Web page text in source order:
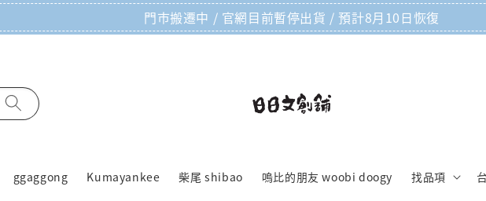
門市搬遷中 / 官網目前暫停出貨 / 預計8月10日恢復
ggaggong Kumayankee 柴尾 shibao 嗚比的朋友 woobi doogy 找品項